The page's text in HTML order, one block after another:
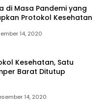
di Masa Pandemi yang
Protokol Kesehatan
14, 2020
Kesehatan, Satu
Barat Ditutup
14, 2020